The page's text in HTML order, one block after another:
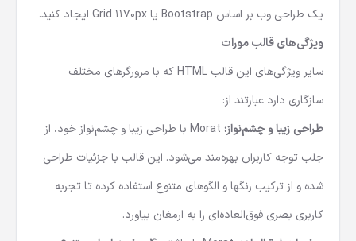
یک طراحی وب بر اساس Bootstrap یا Grid 1170px ایجاد کنید.
ویژگی‌های قالب مورات
سایر ویژگی‌های این قالب HTML
که با مرورگرهای مختلف
سازگاری دارد عبارتند از:
طراحی زیبا و چشم‌نواز:
Morat با طراحی زیبا و چشم‌نواز خود، از
جلب توجه کاربران بهره‌مند می‌شود. این قالب با جزئیات طراحی
شده و از ترکیب رنگها و الگوهای متنوع استفاده کرده تا تجربه
کاربری بصری فوق‌العاده‌ای را به ارمغان بیاورد.